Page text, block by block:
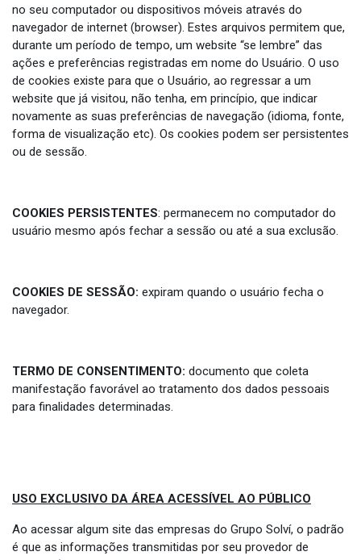
no seu computador ou dispositivos móveis através do
navegador de internet (browser). Estes arquivos permitem que,
durante um período de tempo, um website “se lembre” das
ações e preferências registradas em nome do Usuário. O uso
de cookies existe para que o Usuário, ao regressar a um
website que já visitou, não tenha, em princípio, que indicar
novamente as suas preferências de navegação (idioma, fonte,
forma de visualização etc). Os cookies podem ser persistentes
ou de sessão.
COOKIES PERSISTENTES: permanecem no computador do
usuário mesmo após fechar a sessão ou até a sua exclusão.
COOKIES DE SESSÃO: expiram quando o usuário fecha o
navegador.
TERMO DE CONSENTIMENTO: documento que coleta
manifestação favorável ao tratamento dos dados pessoais
para finalidades determinadas.
USO EXCLUSIVO DA ÁREA ACESSÍVEL AO PÚBLICO
Ao acessar algum site das empresas do Grupo Solví, o padrão
é que as informações transmitidas por seu provedor de